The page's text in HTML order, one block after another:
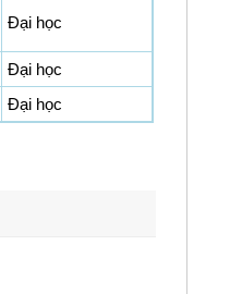
Đại học
Đại học
Đại học